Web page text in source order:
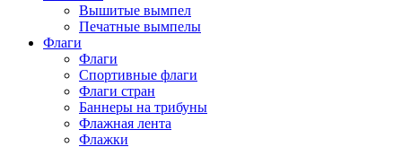
Вышитые вымпел
Печатные вымпелы
Флаги
Флаги
Спортивные флаги
Флаги стран
Баннеры на трибуны
Флажная лента
Флажки